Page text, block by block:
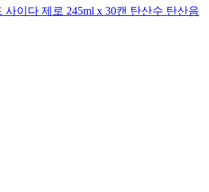
이다 제로 245ml x 30캔 탄산수 탄산음